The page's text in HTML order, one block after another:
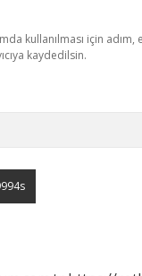
kullanılması için
kaydedilsin.